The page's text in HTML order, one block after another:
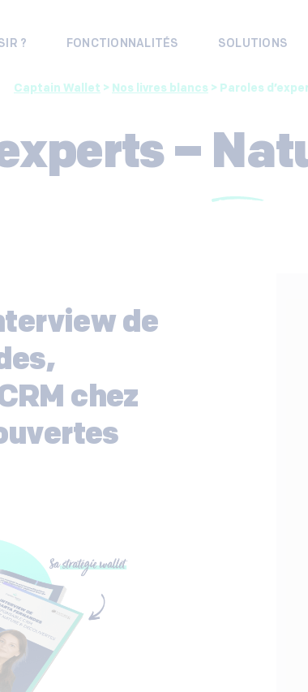
? FONCTIONNALITÉS SOLUTIONS
Captain Wallet > Nos livres blancs > Paroles
–
de
chez